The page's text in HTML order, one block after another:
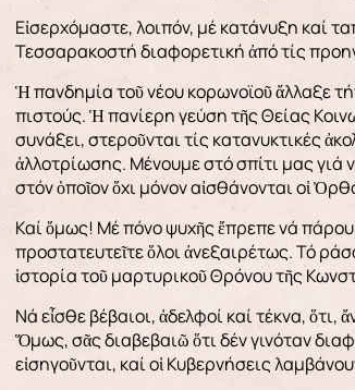
Εἰσερχόμαστε, λοιπόν, μέ κατάνυξη καί
Τεσσαρακοστή διαφορετική ἀπό τίς
Ἡ πανδημία τοῦ νέου κορωνοϊοῦ ἄλλαξε
πιστούς. Ἡ πανίερη γεύση τῆς Θείας
συνάξει, στεροῦνται τίς κατανυκτικές
ἀλλοτρίωσης. Μένουμε στό σπίτι μας γιά
στόν ὁποῖον ὄχι μόνον αἰσθάνονται οἱ
Καί ὅμως! Μέ πόνο ψυχῆς ἔπρεπε νά
προστατευτεῖτε ὅλοι ἀνεξαιρέτως. Τό
ἱστορία τοῦ μαρτυρικοῦ Θρόνου τῆς
Νά εἶσθε βέβαιοι, ἀδελφοί καί τέκνα,
Ὅμως, σᾶς διαβεβαιῶ ὅτι δέν γινόταν
εἰσηγοῦνται, καί οἱ Κυβερνήσεις